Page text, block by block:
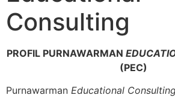
Consulting
PROFIL PURNAWARMAN
(PEC)
Purnawarman Educational